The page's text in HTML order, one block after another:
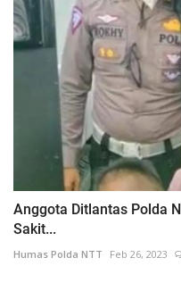
Anggota Ditlantas Polda
Sakit...
Humas Polda NTT Feb 26, 2023